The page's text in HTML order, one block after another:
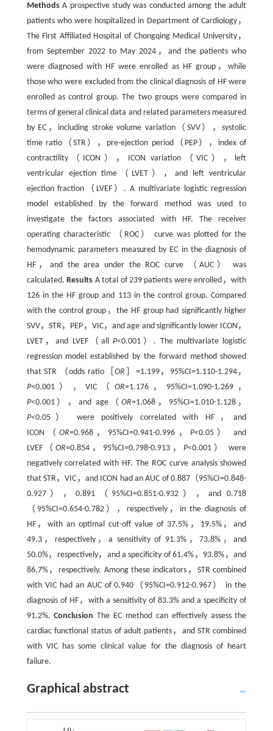
MethodsA prospective study was conducted among the adult
patients who were hospitalized in Department of Cardiology，
The First Affiliated Hospital of Chongqing Medical University，
from September 2022 to May 2024，and the patients who
were diagnosed with HF were enrolled as HF group，while
those who were excluded from the clinical diagnosis of HF were
enrolled as control group. The two groups were compared in
terms of general clinical data and related parameters measured
by EC，including stroke volume variation（SVV），systolic
time ratio（STR），pre-ejection period（PEP），index of
contractility（ICON），ICON variation（VIC），left
ventricular ejection time（LVET），and left ventricular
ejection fraction（LVEF）. A multivariate logistic regression
model established by the forward method was used to
investigate the factors associated with HF. The receiver
operating characteristic （ROC） curve was plotted for the
hemodynamic parameters measured by EC in the diagnosis of
HF，and the area under the ROC curve （AUC） was
calculated. Results A total of 239 patients were enrolled，with
126 in the HF group and 113 in the control group. Compared
with the control group，the HF group had significantly higher
SVV，STR，PEP，VIC，and age and significantly lower ICON，
LVET，and LVEF（allP<0.001）. The multivariate logistic
regression model established by the forward method showed
that STR （odds ratio［OR ］=1.199，95%CI=1.110-1.294，
P<0.001），VIC（ OR=1.176，95%CI=1.090-1.269，
P<0.001），and age（OR=1.068，95%CI=1.010-1.128，
P<0.05） were positively correlated with HF，and
ICON（ OR=0.968，95%CI=0.941-0.996， P<0.05） and
LVEF（OR=0.854，95%CI=0.798-0.913， P<0.001） were
negatively correlated with HF. The ROC curve analysis showed
that STR，VIC，and ICON had an AUC of 0.887（95%CI=0.848-
0.927），0.891（95%CI=0.851-0.932），and 0.718
（95%CI=0.654-0.782），respectively，in the diagnosis of
HF，with an optimal cut-off value of 37.5%，19.5%，and
49.3，respectively，a sensitivity of 91.3%，73.8%，and
50.0%，respectively，and a specificity of 61.4%，93.8%，and
86.7%，respectively. Among these indicators，STR combined
with VIC had an AUC of 0.940（95%CI=0.912-0.967） in the
diagnosis of HF，with a sensitivity of 83.3% and a specificity of
91.2%.Conclusion The EC method can effectively assess the
cardiac functional status of adult patients，and STR combined
with VIC has some clinical value for the diagnosis of heart
failure.
Graphical abstract